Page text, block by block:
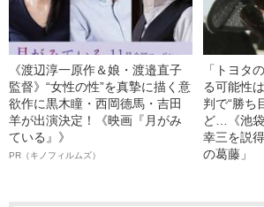
《渡辺淳一原作＆娘・渡邉直子
監督》“女性の性”を真摯に描く意
欲作に黒木瞳・西岡德馬・吉田
羊が出演決定！《映画『月がみ
ている』》
PR（キノフィルムズ）
「トヨタ
る可能性
判で“勝ち
ど…《池
幸三を説
の葛藤」